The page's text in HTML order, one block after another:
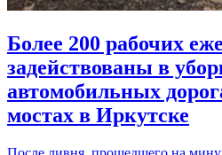
Более 200 рабочих
задействованы в
автомобильных
мостах в Иркутске